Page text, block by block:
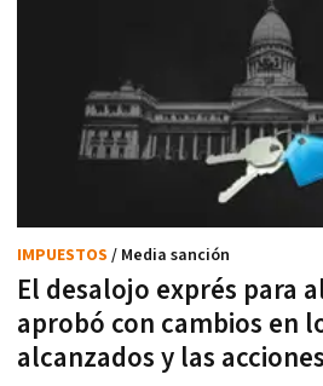
El desalojo exprés para
aprobó con cambios en
alcanzados y las
IMPUESTOS / Media sanción